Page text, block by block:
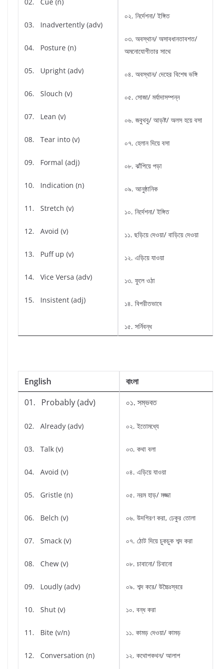
02. Cue (n)
03. Inadvertently (adv)
04. Posture (n)
05. Upright (adv)
06. Slouch (v)
07. Lean (v)
08. Tear into (v)
09. Formal (adj)
10. Indication (n)
11. Stretch (v)
12. Avoid (v)
13. Puff up (v)
14. Vice Versa (adv)
15. Insistent (adj)
০২. নির্দেশনা/ ইঙ্গিত
০৩. অবস্থান/ অসাবধানতাবশত/
অমনোযোগীতার সাথে
০৪. অবস্থান/ দেহের বিশেষ ভঙ্গি
০৫. সোজা/ মর্যাদাসম্পন্ন
০৬. জবুথবু/ আড়ষ্ট/ অলস হয়ে বসা
০৭. হেলান দিয়ে বসা
০৮. ঝাঁপিয়ে পড়া
০৯. আনুষ্ঠানিক
১০. নির্দেশনা/ ইঙ্গিত
১১. ছড়িয়ে দেওয়া/ বাড়িয়ে দেওয়া
১২. এড়িয়ে যাওয়া
১৩. ফুলে ওঠা
১৪. বিপরীতভাবে
১৫. সর্নিবন্ধ
English
বাংলা
01. Probably (adv)
02. Already (adv)
03. Talk (v)
04. Avoid (v)
05. Gristle (n)
06. Belch (v)
07. Smack (v)
08. Chew (v)
09. Loudly (adv)
10. Shut (v)
11. Bite (v/n)
12. Conversation (n)
০১. সম্ভবত
০২. ইতোমধ্যে
০৩. কথা বলা
০৪. এড়িয়ে যাওয়া
০৫. নরম হাড়/ মজ্জা
০৬. উদগিরণ করা, ঢেকুর তোলা
০৭. ঠোট দিয়ে চুকচুক শব্দ করা
০৮. চাবানো/ চিবানো
০৯. শব্দ করে/ উচ্চৈঃস্বরে
১০. বন্ধ করা
১১. কামড় দেওয়া/ কামড়
১২. কথোপকথন/ আলাপ